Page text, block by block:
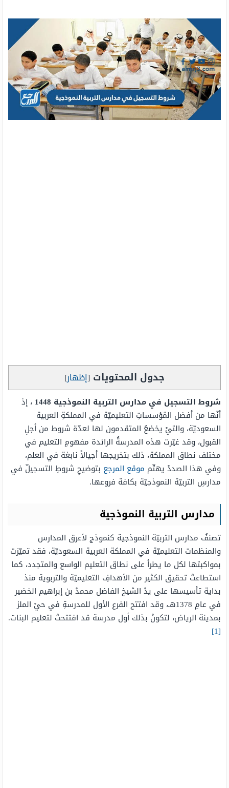
جدول المحتويات [إظهار]
شروط التسجيل في مدارس التربية النموذجية 1448
، إذ
أنّها من أفضل المُؤسساتِ التعليميّة في المملكةِ العربية
السعوديّة، والتيْ يخضعُ المتقدمون لها لعدّة شروط من أجلِ
القبول، وقد غيّرت هذه المدرسةُ الرائدة مفهومِ التعليم في
مختلف نطاق المملكة، ذلك بتخريجها أجيالاً نابغة في العلم،
وفي هذا الصددْ يهتّم موقع المرجع بتوضيحِ شروطِ التسجيلّ في
مدارسِ التربيّة النموذجيّة بكافة فروعها.
مدارس التربية النموذجية
تصنفُ مدارس التربيّة النموذجية كنموذج لأعرق المدارس
والمنظمات التعليميّة في المملكة العربية السعوديّة، فقد تميّزت
بمواكبتها لكل ما يطرأ على نطاق التعليم الواسع والمتجدد، كما
استطاعتْ تحقيق الكثير من الأهدافِ التعليميّة والتربوية منذ
بداية تأسيسها على يدْ الشيخ الفاضل محمدْ بن إبراهيم الخضير
في عامِ 1378هـ، وقد افتتح الفرع الأول للمدرسةِ في حيْ الملز
بمدينة الرياض، لتكونْ بذلك أول مدرسة قد افتتحتْ لتعليم البنات.
[1]